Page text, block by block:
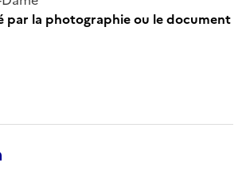
par la photographie ou le document